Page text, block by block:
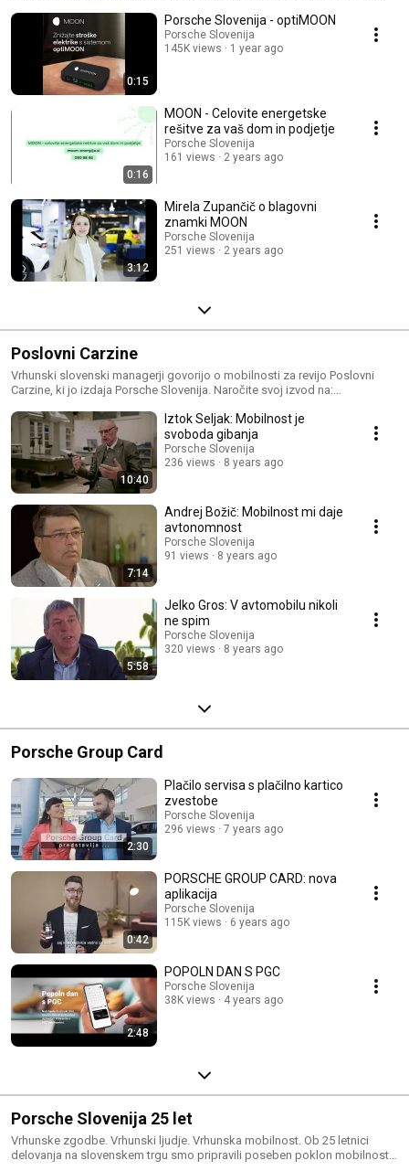
vzdrževanje vseh potrebnih tehnoloških rešitev.
0:15
Porsche Slovenija - optiMOON
Porsche Slovenija
145K views
1 year ago
0:16
MOON - Celovite energetske
rešitve za vaš dom in podjetje
Porsche Slovenija
161 views
2 years ago
3:12
Mirela Zupančič o blagovni
znamki MOON
Porsche Slovenija
251 views
2 years ago
Poslovni Carzine
Vrhunski slovenski managerji govorijo o mobilnosti za revijo Poslovni
Carzine, ki jo izdaja Porsche Slovenija. Naročite svoj izvod na:
10:40
Iztok Seljak: Mobilnost je
svoboda gibanja
Porsche Slovenija
236 views
8 years ago
7:14
Andrej Božič: Mobilnost mi daje
avtonomnost
Porsche Slovenija
91 views
8 years ago
5:58
Jelko Gros: V avtomobilu nikoli
ne spim
Porsche Slovenija
320 views
8 years ago
Porsche Group Card
2:30
Plačilo servisa s plačilno kartico
zvestobe
Porsche Slovenija
296 views
7 years ago
0:42
PORSCHE GROUP CARD: nova
aplikacija
Porsche Slovenija
115K views
6 years ago
2:48
POPOLN DAN S PGC
Porsche Slovenija
38K views
4 years ago
Porsche Slovenija 25 let
Vrhunske zgodbe. Vrhunski ljudje. Vrhunska mobilnost. Ob 25 letnici
delovanja na slovenskem trgu smo pripravili poseben poklon mobilnosti -